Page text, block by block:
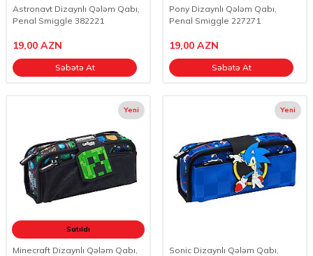
Astronavt Dizaynlı Qələm Qabı,
Penal Smiggle 382221
19,00 AZN
Səbətə At
Pony Dizaynlı Qələm Qabı,
Penal Smiggle 227271
19,00 AZN
Səbətə At
Yeni
Satıldı
Minecraft Dizaynlı Qələm Qabı,
Yeni
Sonic Dizaynlı Qələm Qabı,